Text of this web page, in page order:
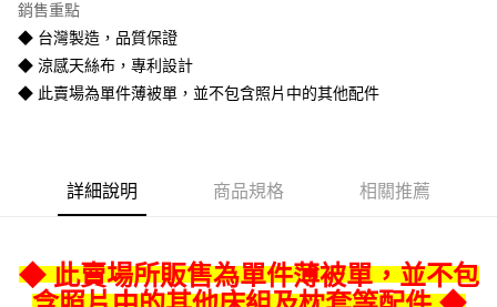
全盈+PAY
AFTEE先享後付
相關說明
１．簡單：不需註冊會員、不需綁卡、不需儲值。
２．便利：只要手機號碼，簡訊認證，即可結帳。
３．安心：先確認商品／服務後，再付款。
【「AFTEE先享後付」結帳流程】
１．於結帳方式選擇「AFTEE先享後付」後，將跳轉至「AFTEE先享後付」
結帳頁面，進行簡訊認證並確認金額後，即可完成結帳。
運送方式
每筆NT$80
宅配-離島
銷售重點
◆ 台灣製造，品質保證
◆ 涼感天絲布，專利設計
◆ 此賣場為單件薄被單，並不包含照片中的其他配件
詳細說明 商品規格 相關推薦
◆ 此賣場所販售為單件薄被單，並不包